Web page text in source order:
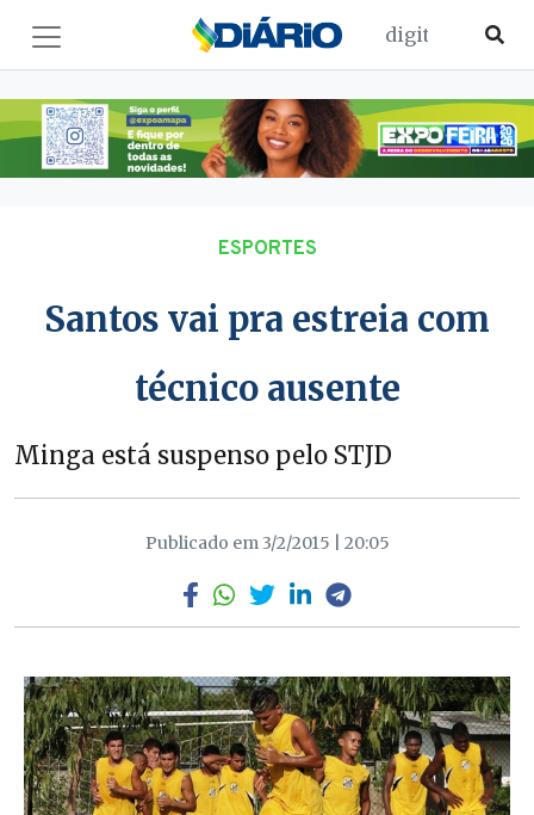
ESPORTES
Santos vai pra estreia com
técnico ausente
Minga está suspenso pelo STJD
Publicado em 3/2/2015 | 20:05